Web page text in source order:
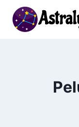
content